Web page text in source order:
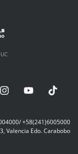
+58(241)6005000
Valencia Edo. Carabobo